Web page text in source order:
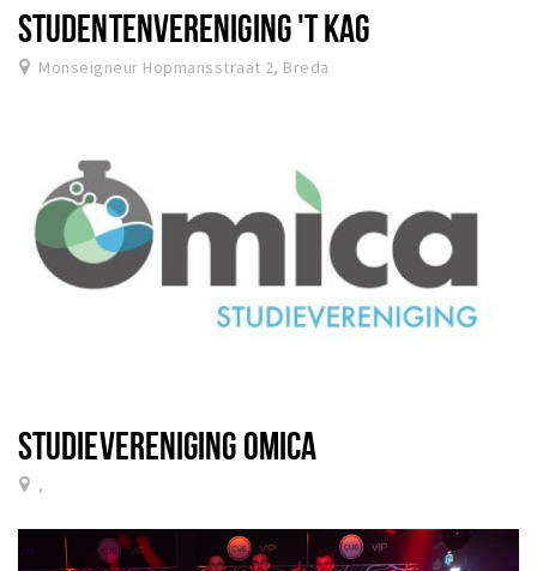
STUDENTENVERENIGING 'T KAG
Monseigneur Hopmansstraat 2, Breda
STUDIEVERENIGING OMICA
,